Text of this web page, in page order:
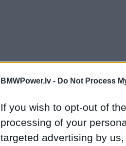
BMWPower.lv - Do Not Process
If you wish to opt-out of
processing of your
targeted advertising by